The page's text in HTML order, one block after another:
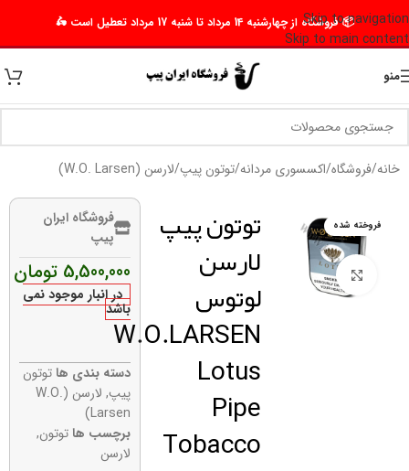
Skip to navigation
Skip to main content
📦 فروشگاه از چهارشنبه 14 مرداد تا شنبه 17 مرداد تعطیل است 🛵
منو
خانه/فروشگاه/اکسسوری مردانه/توتون پیپ/لارسن (W.O. Larsen)
فروخته شده
برای بزرگنمایی کلیک کنید
توتون پیپ
لارسن
لوتوس
W.O.LARSEN
Lotus
Pipe
Tobacco
فروشگاه ایران
پیپ
5,500,000 تومان
در انبار موجود نمی
باشد
دسته بندی ها توتون
پیپ,
لارسن (W.O.
Larsen)
برچسب ها توتون,
لارسن